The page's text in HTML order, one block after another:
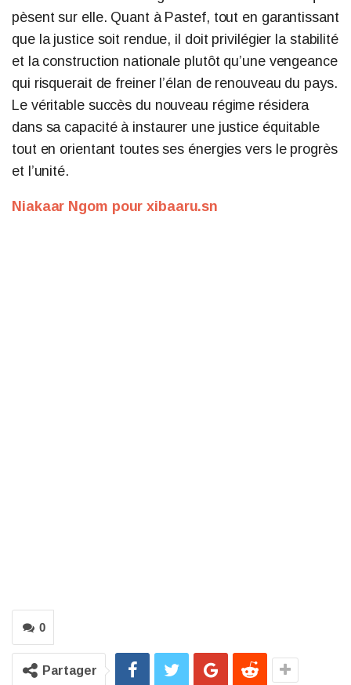
pèsent sur elle. Quant à Pastef, tout en garantissant
que la justice soit rendue, il doit privilégier la stabilité
et la construction nationale plutôt qu’une vengeance
qui risquerait de freiner l’élan de renouveau du pays.
Le véritable succès du nouveau régime résidera
dans sa capacité à instaurer une justice équitable
tout en orientant toutes ses énergies vers le progrès
et l’unité.
Niakaar Ngom pour xibaaru.sn
0
Partager